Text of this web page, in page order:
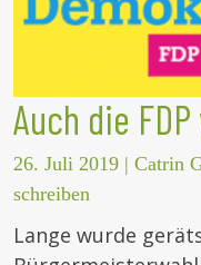
Auch die
26. Juli 2019 | Catrin
schreiben
Lange wurde